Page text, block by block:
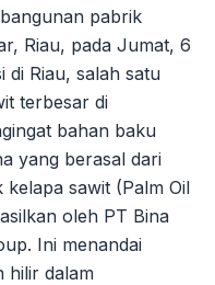
pabrik
Riau, pada Jumat, 6
di Riau, salah satu
terbesar di
bahan baku
yang berasal dari
sawit (Palm Oil
oleh PT Bina
Ini menandai
hilir dalam